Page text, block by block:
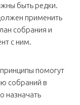
быть редки.
применить
собрания и
с ним.
помогут
собраний в
назначать